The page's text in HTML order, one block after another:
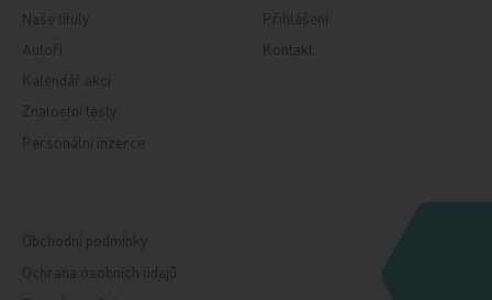
Naše tituly
Autoři
Kalendář akcí
Znalostní testy
Personální inzerce
Přihlášení
Kontakt
Obchodní podmínky
Ochrana osobních údajů